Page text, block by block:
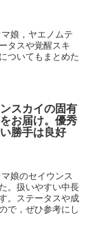
娘，ヤエノムテ
タスや覚醒スキ
ついてもまとめた
スカイの固有
お届け。優秀
勝手は良好
娘のセイウンス
。扱いやすい中長
。ステータスや成
で，ぜひ参考にし